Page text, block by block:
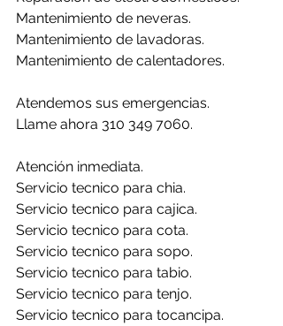
Mantenimiento de neveras.
Mantenimiento de lavadoras.
Mantenimiento de calentadores.
Atendemos sus emergencias.
Llame ahora 310 349 7060.
Atención inmediata.
Servicio tecnico para chia.
Servicio tecnico para cajica.
Servicio tecnico para cota.
Servicio tecnico para sopo.
Servicio tecnico para tabio.
Servicio tecnico para tenjo.
Servicio tecnico para tocancipa.